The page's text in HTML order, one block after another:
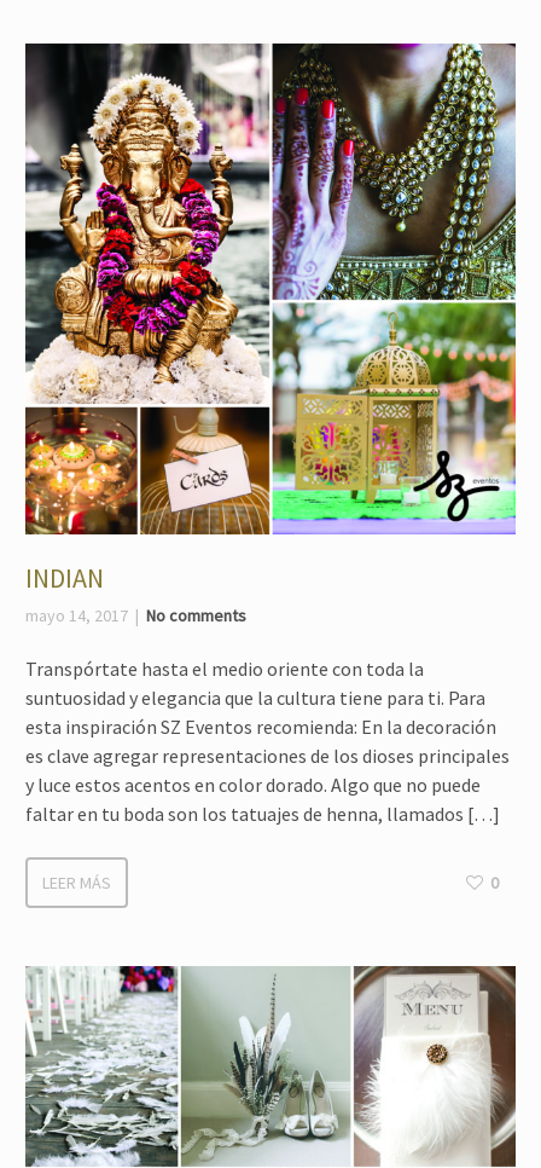
INDIAN
mayo 14, 2017 No comments
Transpórtate hasta el medio oriente con toda la
suntuosidad y elegancia que la cultura tiene para ti. Para
esta inspiración SZ Eventos recomienda: En la decoración
es clave agregar representaciones de los dioses principales
y luce estos acentos en color dorado. Algo que no puede
faltar en tu boda son los tatuajes de henna, llamados […]
LEER MÁS 0